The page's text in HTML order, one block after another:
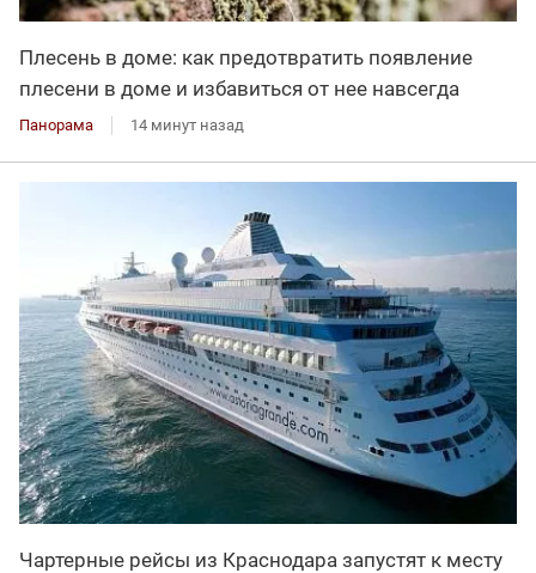
Плесень в доме: как предотвратить появление
плесени в доме и избавиться от нее навсегда
Панорама 14 минут назад
Чартерные рейсы из Краснодара запустят к месту